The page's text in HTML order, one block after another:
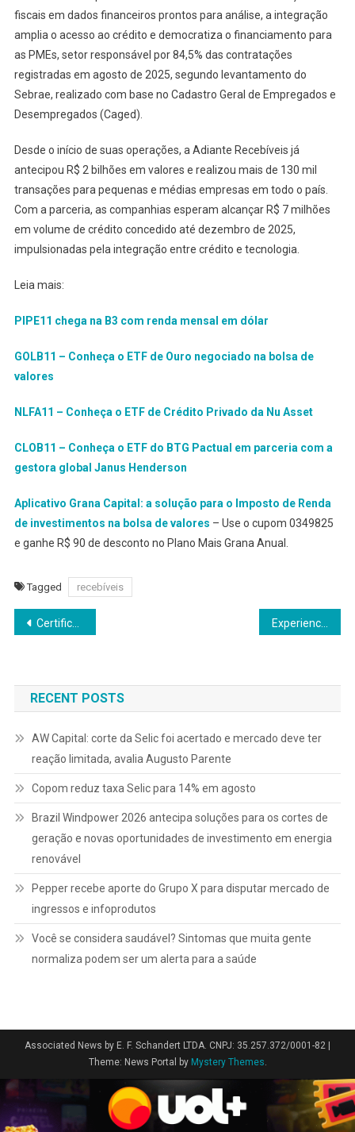
fiscais em dados financeiros prontos para análise, a integração
amplia o acesso ao crédito e democratiza o financiamento para
as PMEs, setor responsável por 84,5% das contratações
registradas em agosto de 2025, segundo levantamento do
Sebrae, realizado com base no Cadastro Geral de Empregados e
Desempregados (Caged).
Desde o início de suas operações, a Adiante Recebíveis já
antecipou R$ 2 bilhões em valores e realizou mais de 130 mil
transações para pequenas e médias empresas em todo o país.
Com a parceria, as companhias esperam alcançar R$ 7 milhões
em volume de crédito concedido até dezembro de 2025,
impulsionadas pela integração entre crédito e tecnologia.
Leia mais:
PIPE11 chega na B3 com renda mensal em dólar
GOLB11 – Conheça o ETF de Ouro negociado na bolsa de
valores
NLFA11 – Conheça o ETF de Crédito Privado da Nu Asset
CLOB11 – Conheça o ETF do BTG Pactual em parceria com a
gestora global Janus Henderson
Aplicativo Grana Capital: a solução para o Imposto de Renda
de investimentos na bolsa de valores – Use o cupom 0349825
e ganhe R$ 90 de desconto no Plano Mais Grana Anual.
Tagged recebíveis
Navegação
Post
Certificação em investimentos sustentáveis estará disponível em 2026
RECENT POSTS
AW Capital: corte da Selic foi acertado e mercado deve ter
reação limitada, avalia Augusto Parente
Copom reduz taxa Selic para 14% em agosto
Brazil Windpower 2026 antecipa soluções para os cortes de
geração e novas oportunidades de investimento em energia
renovável
Pepper recebe aporte do Grupo X para disputar mercado de
ingressos e infoprodutos
Você se considera saudável? Sintomas que muita gente
normaliza podem ser um alerta para a saúde
Associated News by E. F. Schandert LTDA. CNPJ: 35.257.372/0001-82 |
Theme: News Portal by Mystery Themes